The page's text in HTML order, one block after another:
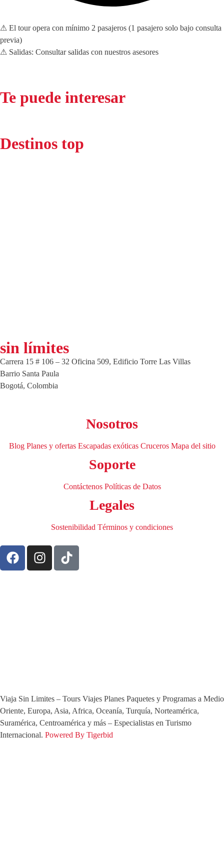
⚠ El tour opera con mínimo 2 pasajeros (1 pasajero solo bajo consulta
previa)
⚠ Salidas: Consultar salidas con nuestros asesores
Te puede interesar
Destinos top
sin límites
Carrera 15 # 106 – 32 Oficina 509, Edificio Torre Las Villas
Barrio Santa Paula
Bogotá, Colombia
Nosotros
Blog Planes y ofertas Escapadas exóticas Cruceros Mapa del sitio
Soporte
Contáctenos Políticas de Datos
Legales
Sostenibilidad Términos y condiciones
Viaja Sin Limites – Tours Viajes Planes Paquetes y Programas a Medio
Oriente, Europa, Asia, Africa, Oceanía, Turquía, Norteamérica,
Suramérica, Centroamérica y más – Especialistas en Turismo
Internacional. Powered By Tigerbid